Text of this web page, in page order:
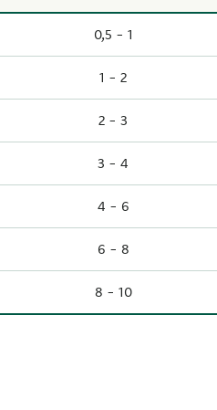
0,5 - 1
1 - 2
2 - 3
3 - 4
4 - 6
6 - 8
8 - 10